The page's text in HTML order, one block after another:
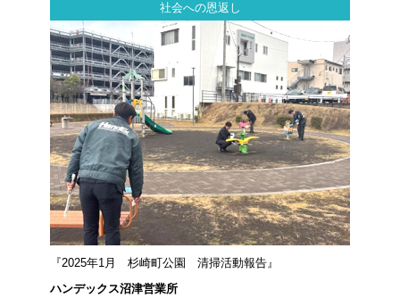
社会への恩返し
『2025年1月 杉崎町公園 清掃活動報告』
ハンデックス沼津営業所